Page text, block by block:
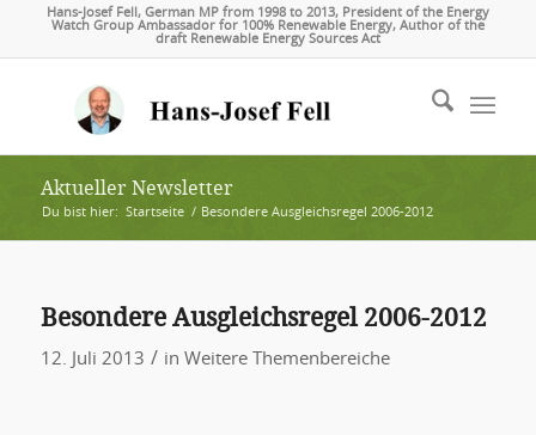
Hans-Josef Fell, German MP from 1998 to 2013, President of the Energy
Watch Group Ambassador for 100% Renewable Energy, Author of the
draft Renewable Energy Sources Act
Aktueller Newsletter
Du bist hier: Startseite / Besondere Ausgleichsregel 2006-2012
Besondere Ausgleichsregel 2006-2012
12. Juli 2013 / in Weitere Themenbereiche